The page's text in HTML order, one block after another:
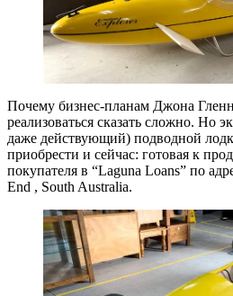
Почему бизнес-планам Джона
реализоваться сказать сложно. Но
даже действующий) подводной
приобрести и сейчас: готовая к
покупателя в “Laguna Loans” по
End , South Australia.